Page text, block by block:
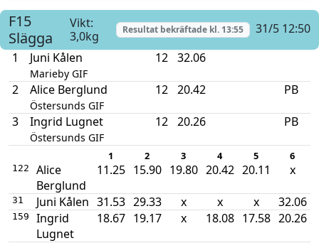
F15
Slägga
Vikt:
3,0kg
Resultat bekräftade kl. 13:55
31/5 12:50
1
Juni Kålen
Marieby GIF
12 32.06
2 Alice Berglund
Östersunds GIF
12 20.42 PB
3 Ingrid Lugnet
Östersunds GIF
12 20.26 PB
1 2 3 4 5 6
122
Alice
Berglund
11.25 15.90 19.80 20.42 20.11 x
31 Juni Kålen 31.53 29.33 x x x 32.06
159
Ingrid
Lugnet
18.67 19.17 x 18.08 17.58 20.26